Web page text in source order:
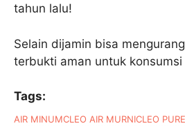
tahun lalu!
Selain dijamin bisa
terbukti aman untuk
Tags:
AIR MINUMCLEO AIR MURNICLEO